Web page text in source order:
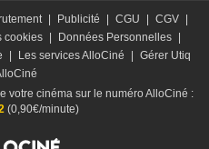
| Publicité | CGU | CGV |
cookies | Données Personnelles |
| Les services AlloCiné | Gérer Utiq
votre cinéma sur le numéro AlloCiné :
(0,90€/minute)